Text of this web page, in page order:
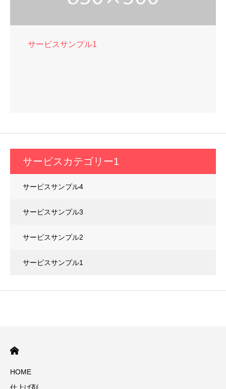
サービスサンプル1
サービスカテゴリー1
サービスサンプル4
サービスサンプル3
サービスサンプル2
サービスサンプル1
HOME